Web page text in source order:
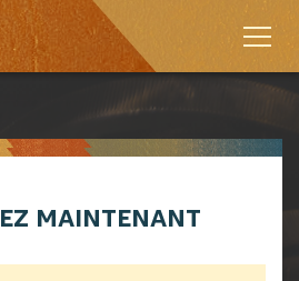
MAINTENANT